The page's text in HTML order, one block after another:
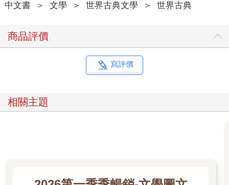
然這並不是個多適合炫耀知識的時機，畢竟也沒有人在聽她講，
離吧──不過，不知道我現在的緯度和經度是多少？」（其實愛麗
絲對緯度或經度是什麼意思一點概念都沒有，只是覺得這兩個詞
過了一下，她又開始自言自語：「不知道我會不會一路穿過地
球？要是最後從另一邊掉出來，剛好遇到那些頭朝下走路的人，
幸這次沒人聽見，因為她也覺得這個詞聽起來一點都不對。）
「但我還是得問問他們這裡是哪個國家才行，對吧。請問一下，
中文書 ＞ 文學 ＞ 世界古典文學 ＞ 世界古典
商品評價
寫評價
相關主題